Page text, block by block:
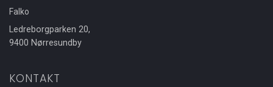
Falko
Ledreborgparken 20,
9400 Nørresundby
KONTAKT